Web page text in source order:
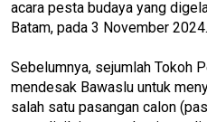
acara pesta budaya yang
Batam, pada 3 November 2024.
Sebelumnya, sejumlah Tokoh
mendesak Bawaslu untuk
salah satu pasangan calon